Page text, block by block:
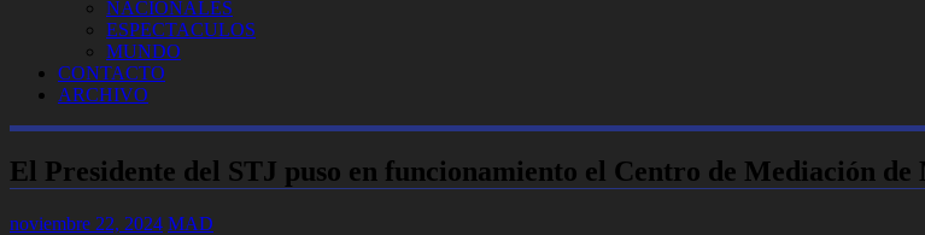
NACIONALES
ESPECTACULOS
MUNDO
CONTACTO
ARCHIVO
El Presidente del STJ puso en funcionamiento el Centro de Mediación de
noviembre 22, 2024 MAD